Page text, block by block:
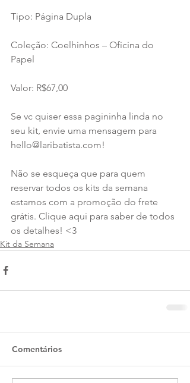
Tipo: Página Dupla
Coleção: Coelhinhos – Oficina do
Papel
Valor: R$67,00
Se vc quiser essa pagininha linda no
seu kit, envie uma mensagem para
hello@laribatista.com!
Não se esqueça que para quem
reservar todos os kits da semana
estamos com a promoção do frete
grátis. Clique aqui para saber de todos
os detalhes! <3
Kit da Semana
Comentários